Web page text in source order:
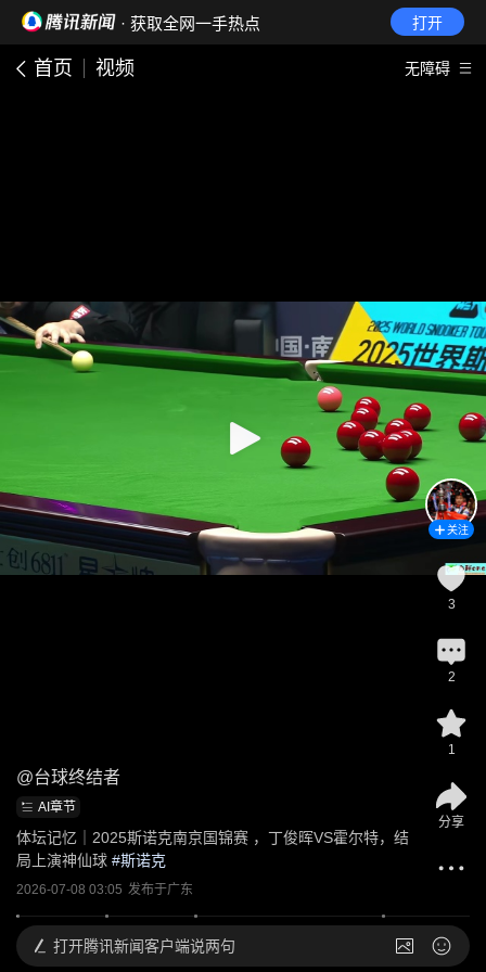
· 获取全网一手热点 打开
首页 视频 无障碍
@台球终结者
AI章节
体坛记忆｜2025斯诺克南京国锦赛 ，丁俊晖VS霍尔特，结
局上演神仙球 #斯诺克
2026-07-08 03:05 发布于广东
关注
3
2
1
分享
打开腾讯新闻客户端说两句